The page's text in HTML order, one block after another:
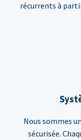
récurrents à
Nous sommes
sécurisée.